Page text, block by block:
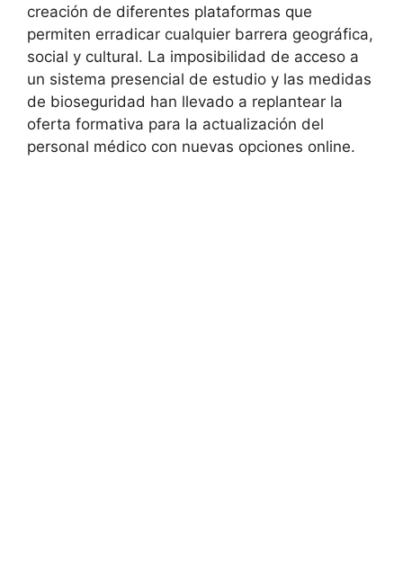
creación de diferentes plataformas que
permiten erradicar cualquier barrera geográfica,
social y cultural. La imposibilidad de acceso a
un sistema presencial de estudio y las medidas
de bioseguridad han llevado a replantear la
oferta formativa para la actualización del
personal médico con nuevas opciones online.